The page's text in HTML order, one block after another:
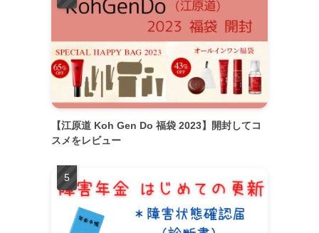
【江原道 Koh Gen Do 福袋 2023】開封してコ
スメをレビュー